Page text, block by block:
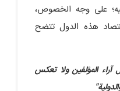
على وجه الخصوص،
هذه الدول تتضح
آراء المؤلفین ولا تعکس